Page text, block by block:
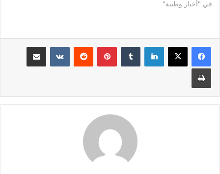
في "أخبار وطنية"
لينكدإن بينتيريست مشاركة عبر البريد
طباعة